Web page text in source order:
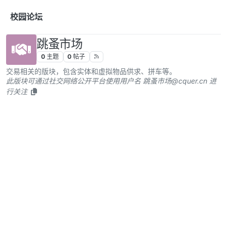
校园论坛
跳蚤市场
0 主题 0 帖子
交易相关的版块，包含实体和虚拟物品供求、拼车等。
此版块可通过社交网络公开平台使用用户名 跳蚤市场@cquer.cn 进
行关注